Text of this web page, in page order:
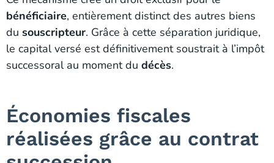
bénéficiaire, entièrement distinct des autres biens
du souscripteur. Grâce à cette séparation juridique,
le capital versé est définitivement soustrait à l’impôt
successoral au moment du décès.
Économies fiscales
réalisées grâce au contrat